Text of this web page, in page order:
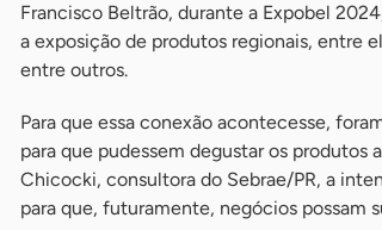
Francisco Beltrão, durante a Expobel
a exposição de produtos regionais, entre
entre outros.
Para que essa conexão acontecesse,
para que pudessem degustar os produtos
Chicocki, consultora do Sebrae/PR, a
para que, futuramente, negócios possam